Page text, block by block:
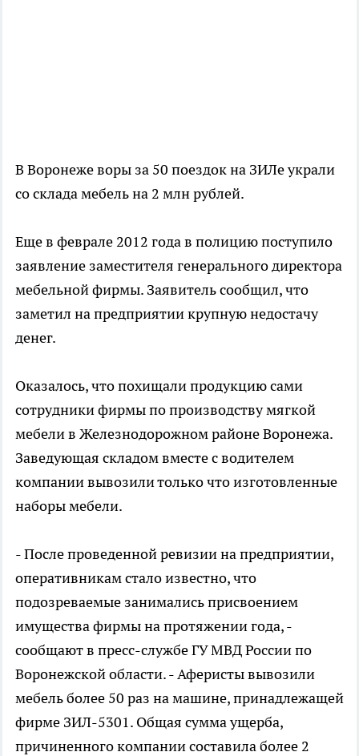
В Воронеже воры за 50 поездок на ЗИЛе украли
со склада мебель на 2 млн рублей.
Еще в феврале 2012 года в полицию поступило
заявление заместителя генерального директора
мебельной фирмы. Заявитель сообщил, что
заметил на предприятии крупную недостачу
денег.
Оказалось, что похищали продукцию сами
сотрудники фирмы по производству мягкой
мебели в Железнодорожном районе Воронежа.
Заведующая складом вместе с водителем
компании вывозили только что изготовленные
наборы мебели.
- После проведенной ревизии на предприятии,
оперативникам стало известно, что
подозреваемые занимались присвоением
имущества фирмы на протяжении года, -
сообщают в пресс-службе ГУ МВД России по
Воронежской области. - Аферисты вывозили
мебель более 50 раз на машине, принадлежащей
фирме ЗИЛ-5301. Общая сумма ущерба,
причиненного компании составила более 2